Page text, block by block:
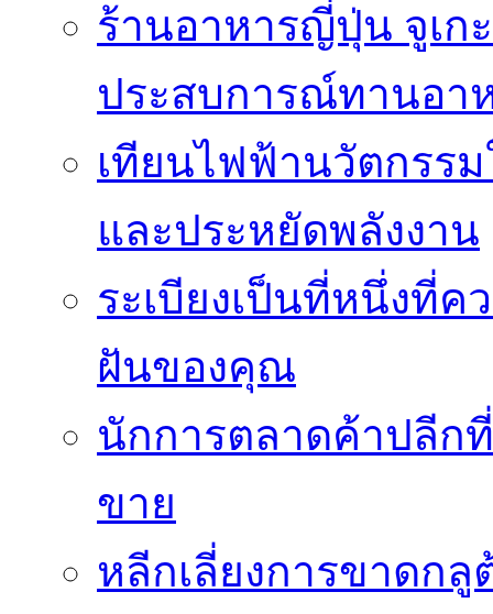
ร้านอาหารญี่ปุ่น จูเก
ประสบการณ์ทานอา
เทียนไฟฟ้านวัตกรร
และประหยัดพลังงาน
ระเบียงเป็นที่หนึ่งที่ค
ฝันของคุณ
นักการตลาดค้าปลีก
ขาย
หลีกเลี่ยงการขาดก